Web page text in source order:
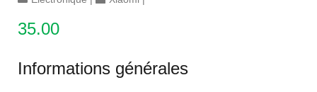
35.00
Informations générales